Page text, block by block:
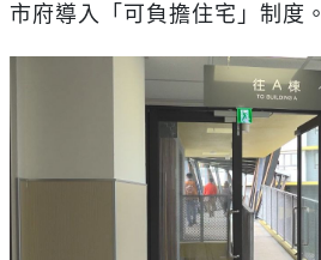
市府導入「可負擔住宅」制度。